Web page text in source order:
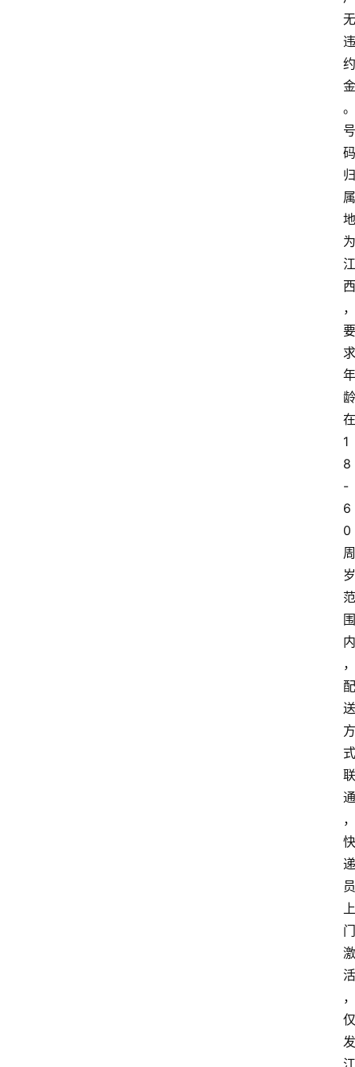
无
违
约
金
。
号
码
归
属
地
为
江
西
，
要
求
年
龄
在
1
8
-
6
0
周
岁
范
围
内
，
配
送
方
式
联
通
，
快
递
员
上
门
激
活
，
仅
发
江